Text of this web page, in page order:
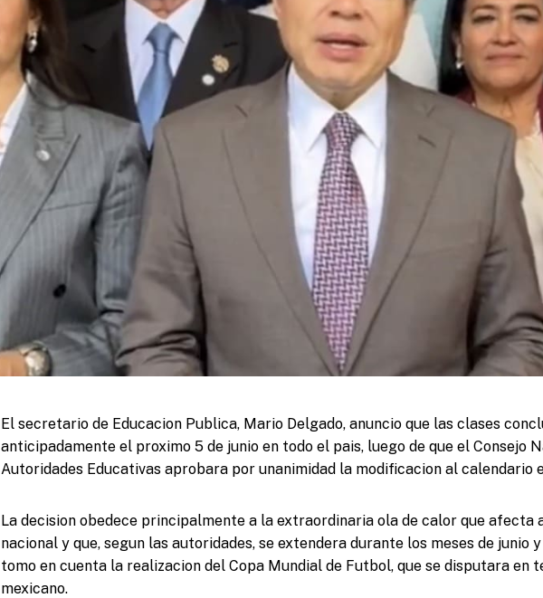
El secretario de Educacion Publica, Mario Delgado, anuncio que las clases
anticipadamente el proximo 5 de junio en todo el pais, luego de que el Consejo
Autoridades Educativas aprobara por unanimidad la modificacion al calendario
La decision obedece principalmente a la extraordinaria ola de calor que
nacional y que, segun las autoridades, se extendera durante los meses de junio
tomo en cuenta la realizacion del Copa Mundial de Futbol, que se disputara en
mexicano.